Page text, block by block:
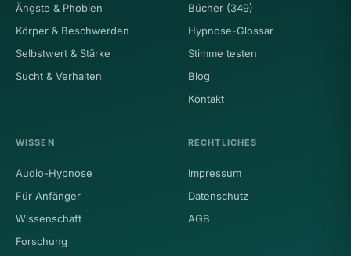
Ängste & Phobien
Körper & Beschwerden
Selbstwert & Stärke
Sucht & Verhalten
Bücher (349)
Hypnose-Glossar
Stimme testen
Blog
Kontakt
WISSEN
Audio-Hypnose
Für Anfänger
Wissenschaft
Forschung
RECHTLICHES
Impressum
Datenschutz
AGB